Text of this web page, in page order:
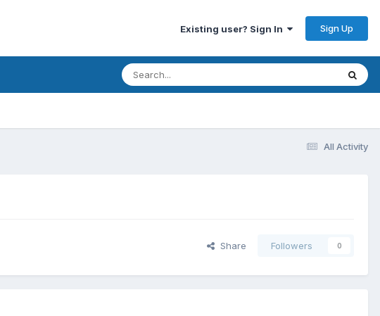
Existing user? Sign In Sign Up
All Activity
Share Followers 0